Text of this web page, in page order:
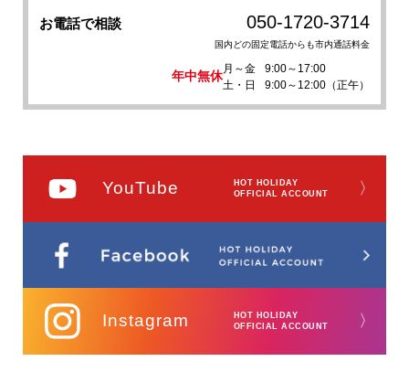
お電話で相談 050-1720-3714
国内どの固定電話からも市内通話料金
年中無休
月～金
9:00～17:00
土・日
9:00～12:00（正午）
YouTube
HOT HOLIDAY
OFFICIAL ACCOUNT
〉
Instagram
HOT HOLIDAY
OFFICIAL ACCOUNT
〉